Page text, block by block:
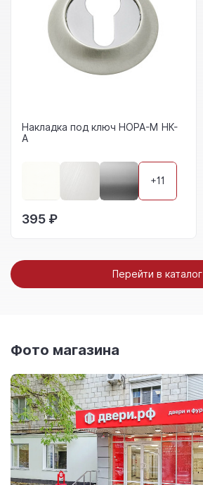
Накладка под ключ НОРА-М НК-
А
+11
395 ₽
Перейти в каталог
Фото магазина